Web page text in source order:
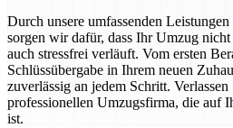
Durch unsere umfassenden
sorgen wir dafür, dass Ihr Umzug
auch stressfrei verläuft. Vom ersten
Schlüssübergabe in Ihrem neuen
zuverlässig an jedem Schritt.
professionellen Umzugsfirma, die auf
ist.